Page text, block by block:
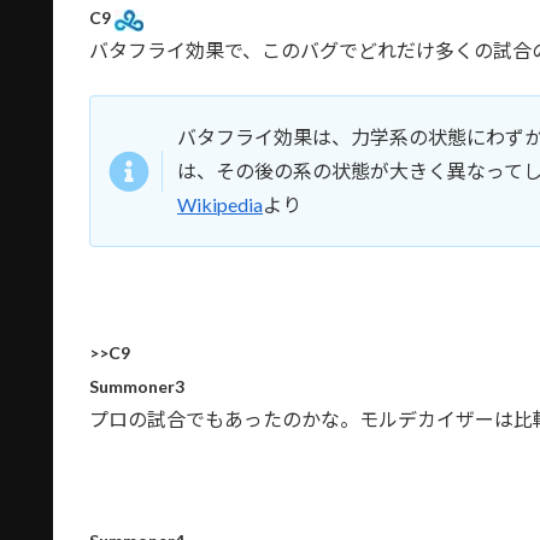
C9
バタフライ効果で、このバグでどれだけ多くの試
バタフライ効果は、力学系の状態にわず
は、その後の系の状態が大きく異なって
Wikipediaより
>>C9
Summoner3
プロの試合でもあったのかな。モルデカイザーは